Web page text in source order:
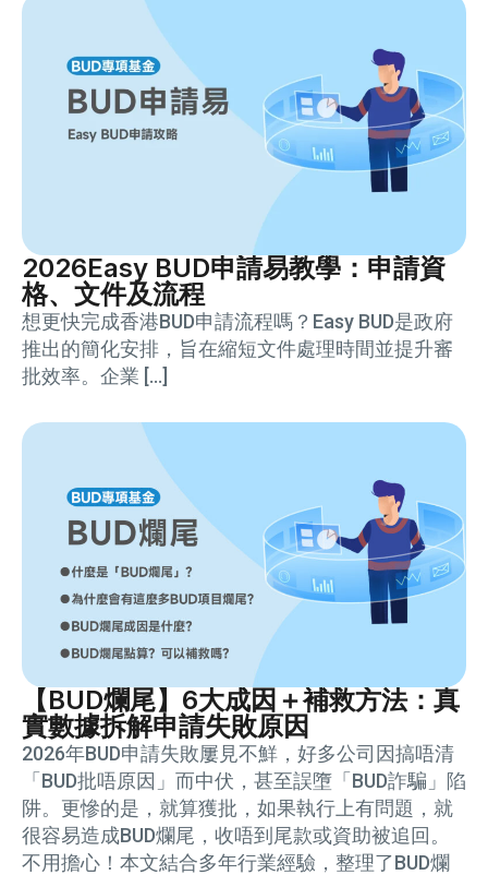
2026Easy BUD申請易教學：申請資
格、文件及流程
想更快完成香港BUD申請流程嗎？Easy BUD是政府
推出的簡化安排，旨在縮短文件處理時間並提升審
批效率。企業 […]
【BUD爛尾】6大成因＋補救方法：真
實數據拆解申請失敗原因
2026年BUD申請失敗屢見不鮮，好多公司因搞唔清
「BUD批唔原因」而中伏，甚至誤墮「BUD詐騙」陷
阱。更慘的是，就算獲批，如果執行上有問題，就
很容易造成BUD爛尾，收唔到尾款或資助被追回。
不用擔心！本文結合多年行業經驗，整理了BUD爛